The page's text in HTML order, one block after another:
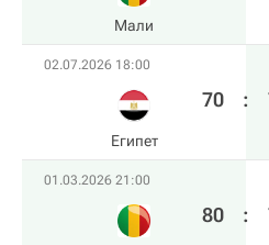
Мали
02.07.2026 18:00
Египет
70 :
01.03.2026 21:00
80 :